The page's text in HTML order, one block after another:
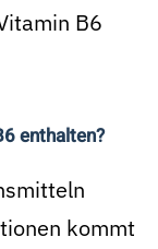
B6
enthalten?
kommt